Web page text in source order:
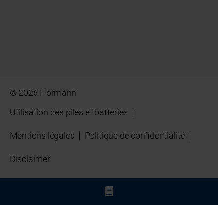
© 2026 Hörmann
Utilisation des piles et batteries
Mentions légales Politique de confidentialité
Disclaimer